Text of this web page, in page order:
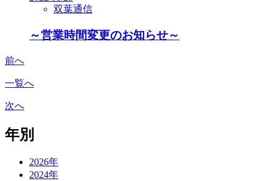
双葉通信
～営業時間変更のお知らせ～
前へ
一覧へ
次へ
年別
2026年
2024年